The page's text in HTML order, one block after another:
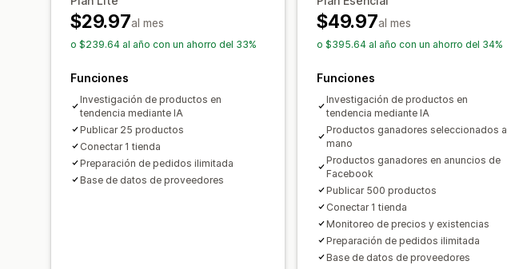
$29.97al mes
o $239.64 al año con un ahorro del 33%
Funciones
Investigación de productos en
tendencia mediante IA
Publicar 25 productos
Conectar 1 tienda
Preparación de pedidos ilimitada
Base de datos de proveedores
$49.97al mes
o $395.64 al año con un ahorro del 34%
Funciones
Investigación de productos en
tendencia mediante IA
Productos ganadores seleccionados a
mano
Productos ganadores en anuncios de
Facebook
Publicar 500 productos
Conectar 1 tienda
Monitoreo de precios y existencias
Preparación de pedidos ilimitada
Base de datos de proveedores